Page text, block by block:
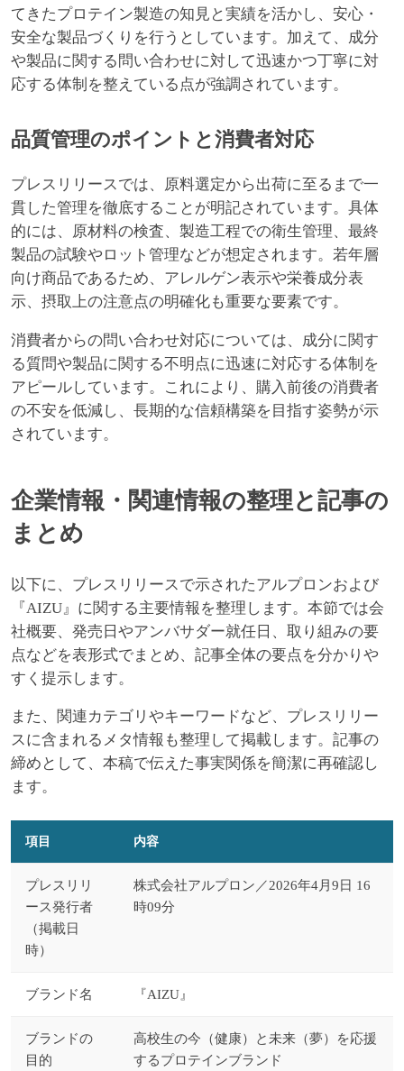
てきたプロテイン製造の知見と実績を活かし、安心・
安全な製品づくりを行うとしています。加えて、成分
や製品に関する問い合わせに対して迅速かつ丁寧に対
応する体制を整えている点が強調されています。
品質管理のポイントと消費者対応
プレスリリースでは、原料選定から出荷に至るまで一
貫した管理を徹底することが明記されています。具体
的には、原材料の検査、製造工程での衛生管理、最終
製品の試験やロット管理などが想定されます。若年層
向け商品であるため、アレルゲン表示や栄養成分表
示、摂取上の注意点の明確化も重要な要素です。
消費者からの問い合わせ対応については、成分に関す
る質問や製品に関する不明点に迅速に対応する体制を
アピールしています。これにより、購入前後の消費者
の不安を低減し、長期的な信頼構築を目指す姿勢が示
されています。
企業情報・関連情報の整理と記事の
まとめ
以下に、プレスリリースで示されたアルプロンおよび
『AIZU』に関する主要情報を整理します。本節では会
社概要、発売日やアンバサダー就任日、取り組みの要
点などを表形式でまとめ、記事全体の要点を分かりや
すく提示します。
また、関連カテゴリやキーワードなど、プレスリリー
スに含まれるメタ情報も整理して掲載します。記事の
締めとして、本稿で伝えた事実関係を簡潔に再確認し
ます。
項目 内容
プレスリリ
ース発行者
（掲載日
時）
株式会社アルプロン／2026年4月9日 16
時09分
ブランド名 『AIZU』
ブランドの
目的
高校生の今（健康）と未来（夢）を応援
するプロテインブランド